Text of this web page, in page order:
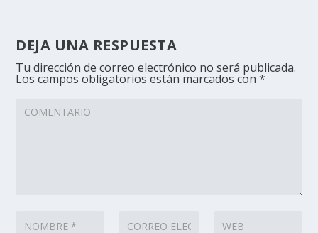
DEJA UNA RESPUESTA
Tu dirección de correo electrónico no será publicada.
Los campos obligatorios están marcados con*